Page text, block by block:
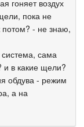
гоняет воздух
пока не
потом? - не знаю,
система, сама
и в какие щели?
обдува - режим
а на